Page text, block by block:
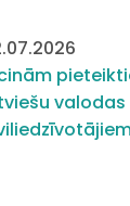
valodas